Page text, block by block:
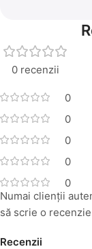
0 recenzii
0
0
0
0
0
Recenzii
Numai clienții
să scrie o